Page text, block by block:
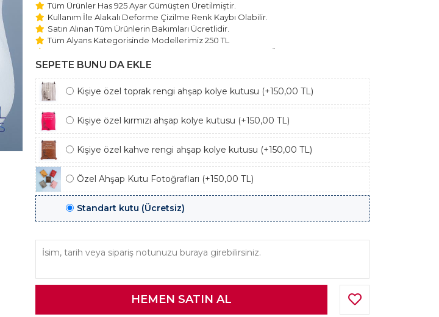
Tüm Ürünler Has 925 Ayar Gümüşten Üretilmiştir.
Kullanım İle Alakalı Deforme Çizilme Renk Kaybı Olabilir.
Satın Alınan Tüm Ürünlerin Bakımları Ücretlidir.
Tüm Alyans Kategorisinde Modellerimiz 250 TL
Beştaş Tektaş Kolye ve Bileklik Modellerimiz 150 TL Sabit Ücret ile Hareket
Edilmektedir.
SEPETE BUNU DA EKLE
Kişiye özel toprak rengi ahşap kolye kutusu (+150,00 TL)
Kişiye özel kırmızı ahşap kolye kutusu (+150,00 TL)
Kişiye özel kahve rengi ahşap kolye kutusu (+150,00 TL)
Özel Ahşap Kutu Fotoğrafları (+150,00 TL)
Standart kutu (Ücretsiz)